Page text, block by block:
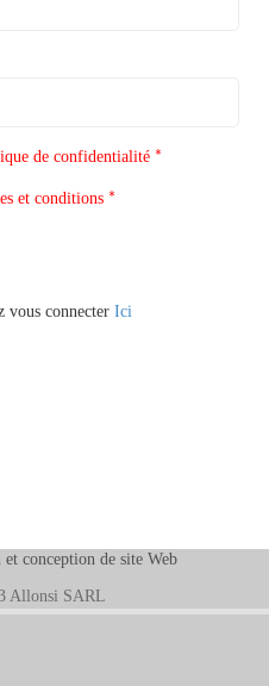
de confidentialité *
et conditions *
vous connecter Ici
Allonsi SARL
et conception de site Web